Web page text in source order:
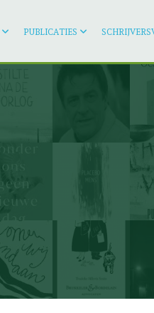
PUBLICATIES